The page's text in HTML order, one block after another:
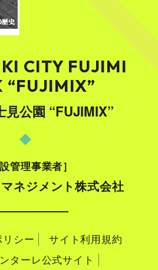
CITY FUJIMI
“FUJIMIX”
見公園 “FUJIMIX”
管理事業者
ネジメント株式会社
シー
サイト利用規約
ターレ公式サイト